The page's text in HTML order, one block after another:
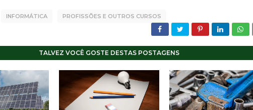
INFORMÁTICA PROFISSÕES E OUTROS CURSOS
TALVEZ VOCÊ GOSTE DESTAS POSTAGENS